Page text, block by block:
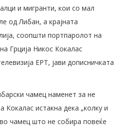
и мигранти, кои со мал
од Либан, а крајната
соопшти портпаролот на
Грција Никос Кокалас
ЕРТ, јави дописничката
чамец наменет за не
Кокалас истакна дека „колку и
чамец што не собира повеќе